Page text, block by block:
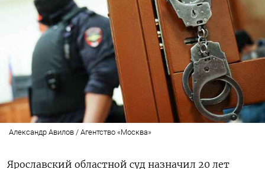
Александр Авилов / Агентство «Москва»
Ярославский областной суд назначил 20 лет